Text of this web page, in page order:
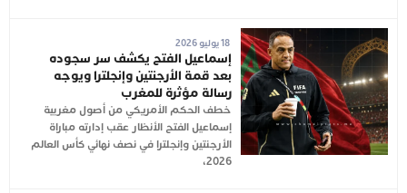
18 يوليو 2026
إسماعيل الفتح يكشف سر سجوده
بعد قمة الأرجنتين وإنجلترا ويوجه
رسالة مؤثرة للمغرب
خطف الحكم الأمريكي من أصول مغربية
إسماعيل الفتح الأنظار عقب إدارته مباراة
الأرجنتين وإنجلترا في نصف نهائي كأس العالم
2026،